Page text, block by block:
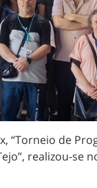
“Torneio de
realizou-se